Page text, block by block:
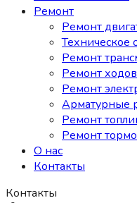
Ремонт
Ремонт
Техническое
Ремонт
Ремонт
Ремонт
Арматурные
Ремонт
Ремонт
О нас
Контакты
Контакты